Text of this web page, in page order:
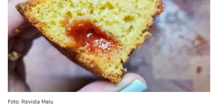
Foto: Revista Malu